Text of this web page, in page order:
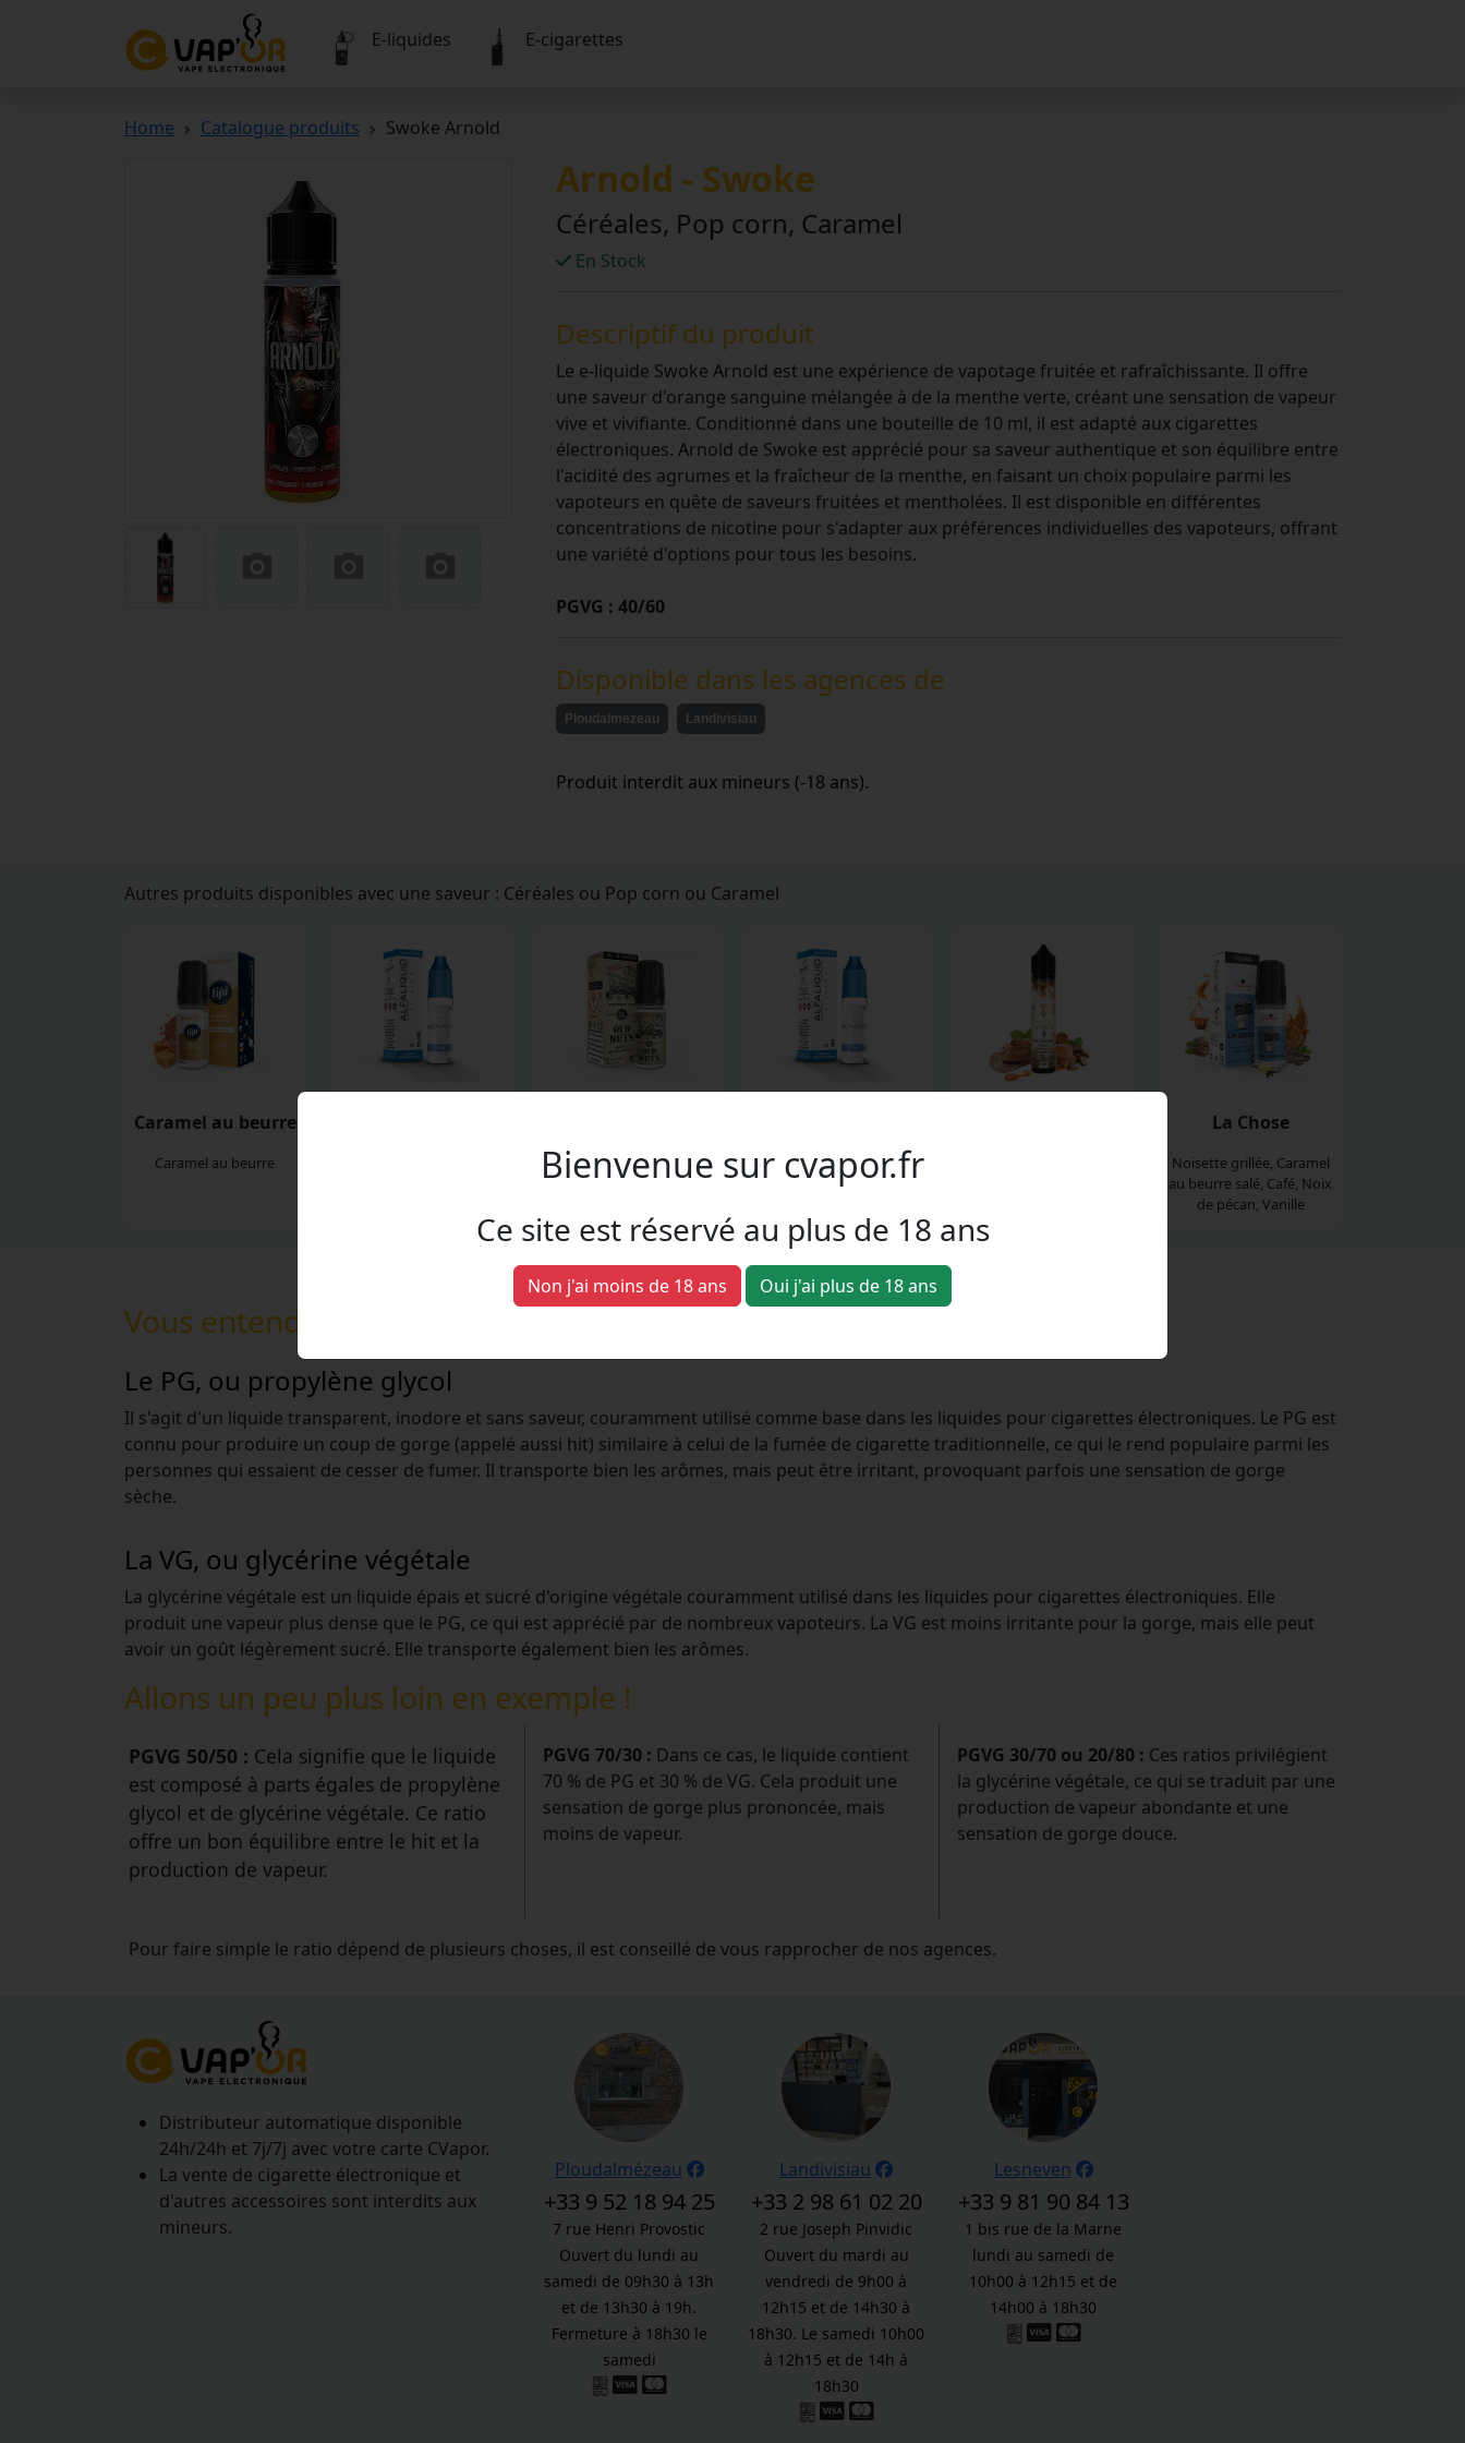
E-liquides E-cigarettes
Home Catalogue produits Swoke Arnold
Arnold - Swoke
Céréales, Pop corn, Caramel
En Stock
Descriptif du produit
Le e-liquide Swoke Arnold est une expérience de vapotage fruitée et rafraîchissante. Il offre
une saveur d'orange sanguine mélangée à de la menthe verte, créant une sensation de vapeur
vive et vivifiante. Conditionné dans une bouteille de 10 ml, il est adapté aux cigarettes
électroniques. Arnold de Swoke est apprécié pour sa saveur authentique et son équilibre entre
l'acidité des agrumes et la fraîcheur de la menthe, en faisant un choix populaire parmi les
vapoteurs en quête de saveurs fruitées et mentholées. Il est disponible en différentes
concentrations de nicotine pour s'adapter aux préférences individuelles des vapoteurs, offrant
une variété d'options pour tous les besoins.
PGVG : 40/60
Disponible dans les agences de
Ploudalmezeau Landivisiau
Produit interdit aux mineurs (-18 ans).
Autres produits disponibles avec une saveur : Céréales ou Pop corn ou Caramel
Caramel au beurre
Caramel au beurre Caramel, Noisette, Nougat Classic blond, Caramel
La Chose
Noisette grillée, Caramel
au beurre salé, Café, Noix
de pécan, Vanille
Vous entendez souvent le terme "PGVG", mais c'est quoi exactement ?
Le PG, ou propylène glycol
Il s'agit d'un liquide transparent, inodore et sans saveur, couramment utilisé comme base dans les liquides pour cigarettes électroniques. Le PG est
connu pour produire un coup de gorge (appelé aussi hit) similaire à celui de la fumée de cigarette traditionnelle, ce qui le rend populaire parmi les
personnes qui essaient de cesser de fumer. Il transporte bien les arômes, mais peut être irritant, provoquant parfois une sensation de gorge
sèche.
La VG, ou glycérine végétale
La glycérine végétale est un liquide épais et sucré d'origine végétale couramment utilisé dans les liquides pour cigarettes électroniques. Elle
produit une vapeur plus dense que le PG, ce qui est apprécié par de nombreux vapoteurs. La VG est moins irritante pour la gorge, mais elle peut
avoir un goût légèrement sucré. Elle transporte également bien les arômes.
Allons un peu plus loin en exemple !
PGVG 50/50 : Cela signifie que le liquide
est composé à parts égales de propylène
glycol et de glycérine végétale. Ce ratio
offre un bon équilibre entre le hit et la
production de vapeur.
PGVG 70/30 : Dans ce cas, le liquide contient
70 % de PG et 30 % de VG. Cela produit une
sensation de gorge plus prononcée, mais
moins de vapeur.
PGVG 30/70 ou 20/80 : Ces ratios privilégient
la glycérine végétale, ce qui se traduit par une
production de vapeur abondante et une
sensation de gorge douce.
Pour faire simple le ratio dépend de plusieurs choses, il est conseillé de vous rapprocher de nos agences.
Bienvenue sur cvapor.fr
Ce site est réservé au plus de 18 ans
Non j'ai moins de 18 ans Oui j'ai plus de 18 ans
Distributeur automatique disponible
24h/24h et 7j/7j avec votre carte CVapor.
La vente de cigarette électronique et
d'autres accessoires sont interdits aux
mineurs.
Ploudalmézeau
+33 9 52 18 94 25
7 rue Henri Provostic
Ouvert du lundi au
samedi de 09h30 à 13h
et de 13h30 à 19h.
Fermeture à 18h30 le
samedi
Landivisiau
+33 2 98 61 02 20
2 rue Joseph Pinvidic
Ouvert du mardi au
vendredi de 9h00 à
12h15 et de 14h30 à
18h30. Le samedi 10h00
à 12h15 et de 14h à
18h30
Lesneven
+33 9 81 90 84 13
1 bis rue de la Marne
lundi au samedi de
10h00 à 12h15 et de
14h00 à 18h30